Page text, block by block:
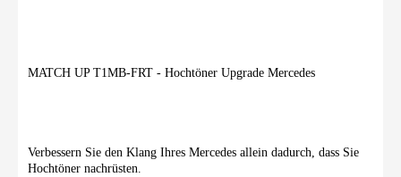
MATCH UP T1MB-FRT - Hochtöner Upgrade Mercedes
Verbessern Sie den Klang Ihres Mercedes allein dadurch, dass Sie
Hochtöner nachrüsten.